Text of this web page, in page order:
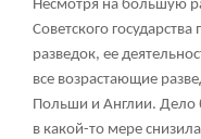
Несмотря на большую
Советского
разведок, ее
все возрастающие
Польши и Англии. Дело
в какой-то мере